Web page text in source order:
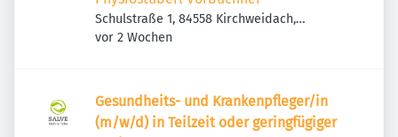
Schulstraße 1, 84558 Kirchweidach,
Deutschland
Veröffentlicht
vor 2 Wochen
Gesundheits- und Krankenpfleger/in
(m/w/d) in Teilzeit oder geringfügiger